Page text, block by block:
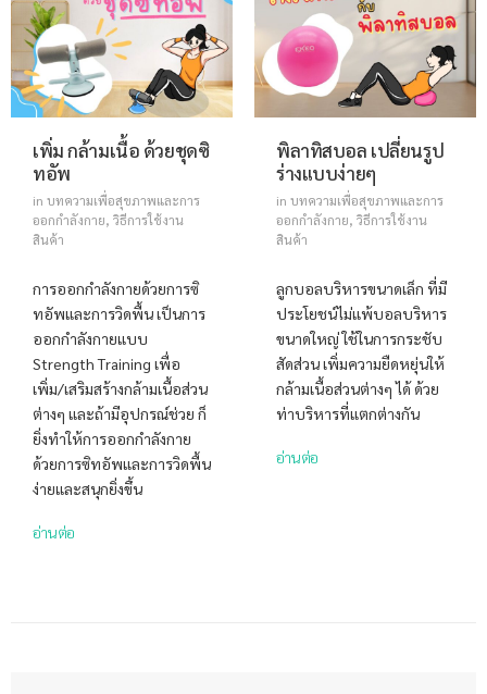
เพิ่ม กล้ามเนื้อ ด้วยชุดซิ
ทอัพ
in บทความเพื่อสุขภาพและการ
ออกกำลังกาย, วิธีการใช้งาน
สินค้า
การออกกำลังกายด้วยการซิ
ทอัพและการวิดพื้น เป็นการ
ออกกำลังกายแบบ
Strength Training เพื่อ
เพิ่ม/เสริมสร้างกล้ามเนื้อส่วน
ต่างๆ และถ้ามีอุปกรณ์ช่วย ก็
ยิ่งทำให้การออกกำลังกาย
ด้วยการซิทอัพและการวิดพื้น
ง่ายและสนุกยิ่งขึ้น
อ่านต่อ
พิลาทิสบอล เปลี่ยนรูป
ร่างแบบง่ายๆ
in บทความเพื่อสุขภาพและการ
ออกกำลังกาย, วิธีการใช้งาน
สินค้า
ลูกบอลบริหารขนาดเล็ก ที่มี
ประโยชน์ไม่แพ้บอลบริหาร
ขนาดใหญ่ ใช้ในการกระชับ
สัดส่วน เพิ่มความยืดหยุ่นให้
กล้ามเนื้อส่วนต่างๆ ได้ ด้วย
ท่าบริหารที่แตกต่างกัน
อ่านต่อ